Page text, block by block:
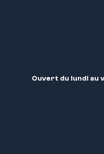
Ouvert du lundi au